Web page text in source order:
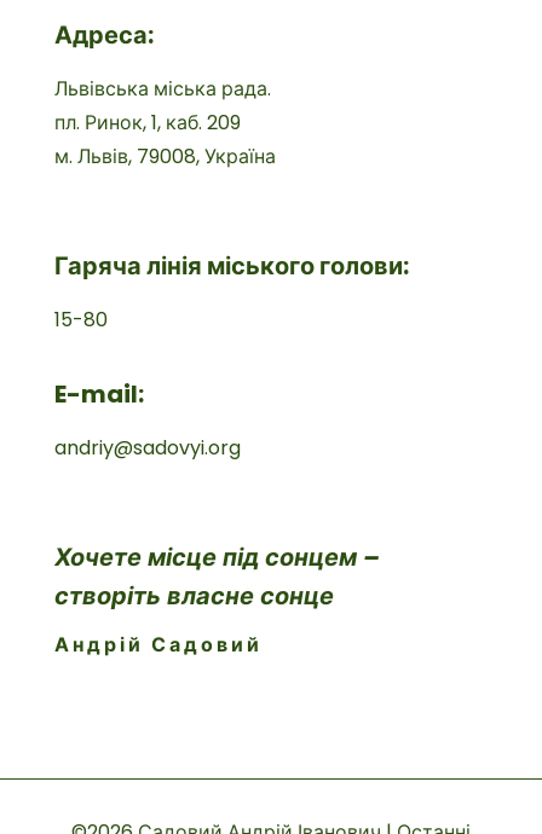
Адреса:
Львівська міська рада.
пл. Ринок, 1, каб. 209
м. Львів, 79008, Україна
Гаряча лінія міського голови:
15-80
E-mail:
andriy@sadovyi.org
Хочете місце під сонцем –
створіть власне сонце
Андрій Садовий